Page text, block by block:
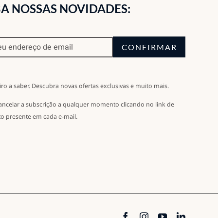
NOSSAS NOVIDADES:
CONFIRMAR
a saber. Descubra novas ofertas exclusivas e muito mais.
a subscrição a qualquer momento clicando no link de
presente em cada e-mail.